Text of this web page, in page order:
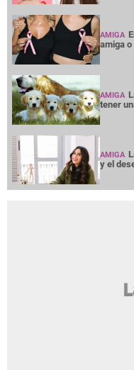
AMIGA
amiga
AMIGA
tener
AMIGA
y el